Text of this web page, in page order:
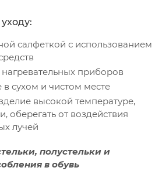
салфеткой с использованием
приборов
в сухом и чистом месте
высокой температуре,
оберегать от воздействия
лучей
полустельки и
в обувь